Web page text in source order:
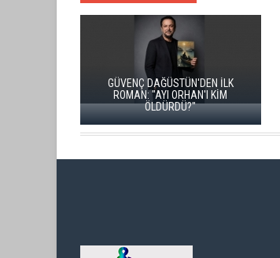
ANADOLU BÜYÜK BIR INSANLIK
HAFIZASIDIR